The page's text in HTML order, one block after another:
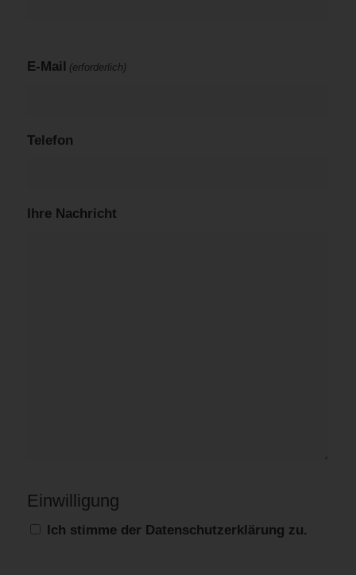
E-Mail (erforderlich)
Telefon
Ihre Nachricht
Einwilligung
Ich stimme der Datenschutzerklärung zu.